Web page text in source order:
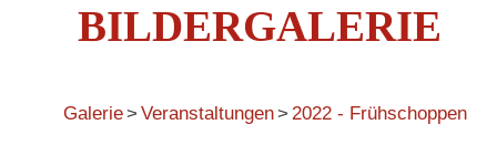
BILDERGALERIE
Galerie> Veranstaltungen> 2022 - Frühschoppen